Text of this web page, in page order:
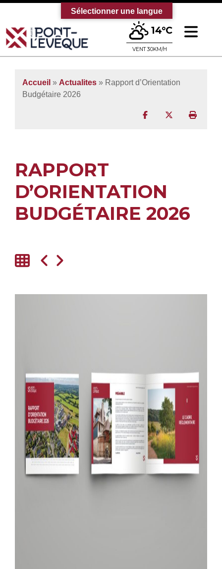
Bienvenue sur le site officiel de la
14°C
VENT 30KM/H
Accueil » Actualites » Rapport d’Orientation
Budgétaire 2026
Partager surPartager sur
RAPPORT
D’ORIENTATION
BUDGÉTAIRE 2026
Sélectionner une langue